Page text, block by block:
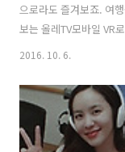
으로라도 즐겨보죠. 여
보는 올레TV모바일 VR
VR로 보는 올레TV모바
데요. VR 컨텐츠는 사실
리 확보되는지가 더 중
바일 VR로 여행하자 먼
2016. 10. 6.